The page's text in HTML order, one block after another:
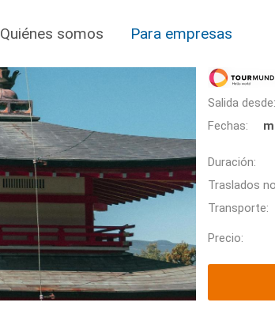
Quiénes somos Para empresas
Salida desde:
Fechas:
Duración:
Traslados
Transporte:
Precio: